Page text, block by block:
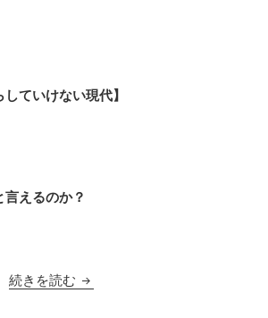
していけない現代】
えるのか？
続きを読む 新卒女子がフツーに暮らして